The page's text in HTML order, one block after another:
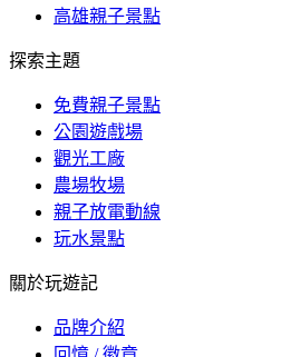
高雄親子景點
探索主題
免費親子景點
公園遊戲場
觀光工廠
農場牧場
親子放電動線
玩水景點
關於玩遊記
品牌介紹